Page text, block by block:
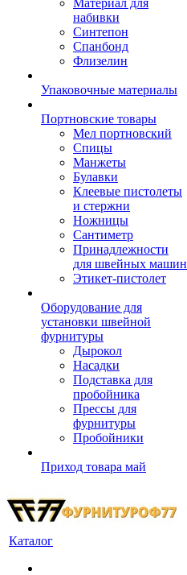
Материал для
набивки
Синтепон
Спанбонд
Флизелин
Упаковочные материалы
Портновские товары
Мел портновский
Спицы
Манжеты
Булавки
Клеевые пистолеты
и стержни
Ножницы
Сантиметр
Принадлежности
для швейных машин
Этикет-пистолет
Оборудование для
установки швейной
фурнитуры
Дырокол
Насадки
Подставка для
пробойника
Прессы для
фурнитуры
Пробойники
Приход товара май
Каталог